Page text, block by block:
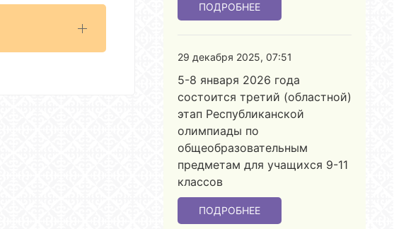
ПОДРОБНЕЕ
29 декабря 2025, 07:51
5-8 января 2026 года
состоится третий (областной)
этап Республиканской
олимпиады по
общеобразовательным
предметам для учащихся 9-11
классов
ПОДРОБНЕЕ